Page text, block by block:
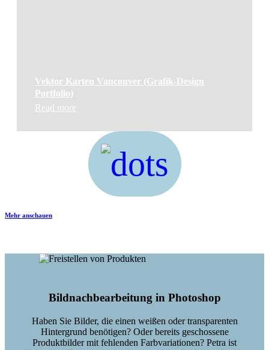
Vektor Karten Vancouver (Grafik-Design
Portfolio)
Read more
Mehr anschauen
Bildnachbearbeitung in Photoshop
Haben Sie Bilder, die einen weißen oder transparenten
Hintergrund benötigen? Oder bereits geschossene
Produktbilder mit fehlenden Farbvariationen? Petra ist